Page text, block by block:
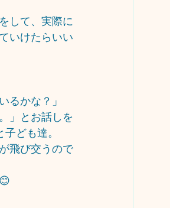
して、実際に
いけたらいい
るかな？」
」とお話しを
ども達。
飛び交うので